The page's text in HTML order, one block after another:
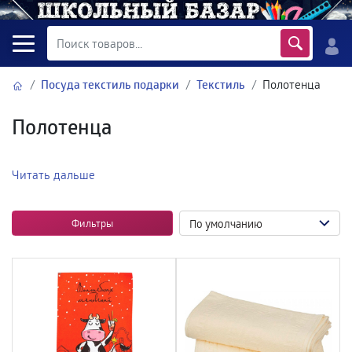
Посуда текстиль подарки Текстиль Полотенца
Полотенца
Читать дальше
Фильтры